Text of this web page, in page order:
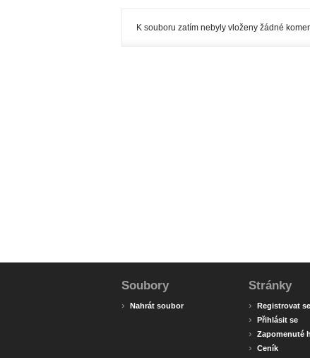
K souboru zatím nebyly vloženy žádné
Soubory
› Nahrát soubor
Stránky
› Registrovat se
› Přihlásit se
› Zapomenuté
› Ceník